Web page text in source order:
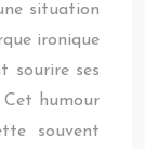
situation
ironique
sourire ses
Cet humour
souvent